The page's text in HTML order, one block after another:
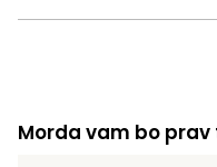
Morda vam bo